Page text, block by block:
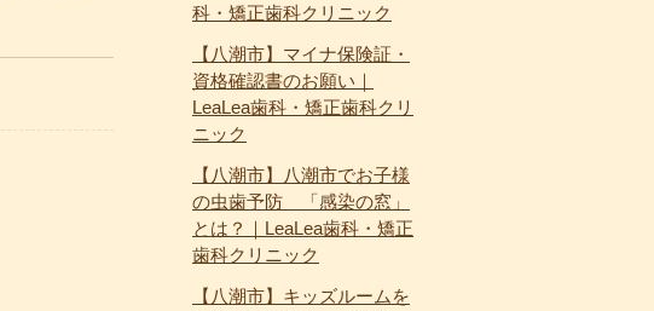
科・矯正歯科クリニック
【八潮市】マイナ保険証・
資格確認書のお願い｜
LeaLea歯科・矯正歯科クリ
ニック
【八潮市】八潮市でお子様
の虫歯予防 「感染の窓」
とは？｜LeaLea歯科・矯正
歯科クリニック
【八潮市】キッズルームを